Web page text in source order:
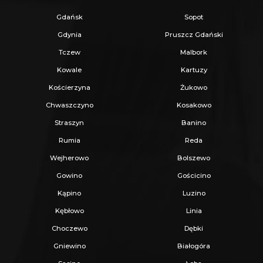
Gdańsk Sopot
Gdynia Pruszcz Gdański
Tczew Malbork
Kowale Kartuzy
Kościerzyna Żukowo
Chwaszczyno Kosakowo
Straszyn Banino
Rumia Reda
Wejherowo Bolszewo
Gowino Gościcino
Kąpino Luzino
Kębłowo Linia
Choczewo Dębki
Gniewino Białogóra